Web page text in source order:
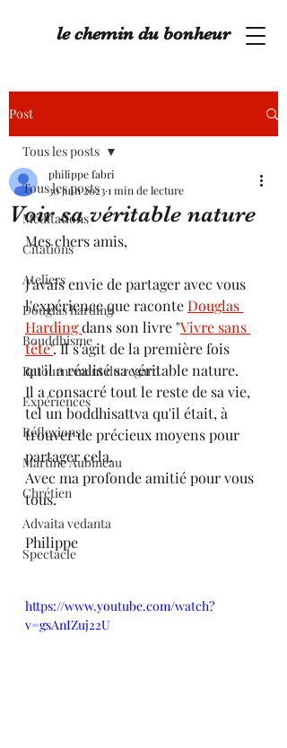
le chemin du bonheur
Post
Tous les posts
Méditations
Citations
Ateliers
Douglas harding
Bouddhisme
Retournement du regard
Expériences
Réflexions
Martine Aubineau
Chrétien
Advaita vedanta
Spectacle
Tous les posts
Voir sa véritable nature
philippe fabri
30 juin 20231 min de lecture
Mes chers amis,
J'avais envie de partager avec vous
l'expérience que raconte Douglas
Harding dans son livre "Vivre sans
tête". Il s'agit de la première fois
qu'il a réalisé sa véritable nature.
Il a consacré tout le reste de sa vie,
tel un boddhisattva qu'il était, à
trouver de précieux moyens pour
partager cela.
Avec ma profonde amitié pour vous
tous.
Philippe
https://www.youtube.com/watch?
v=gsAnIZuj22U